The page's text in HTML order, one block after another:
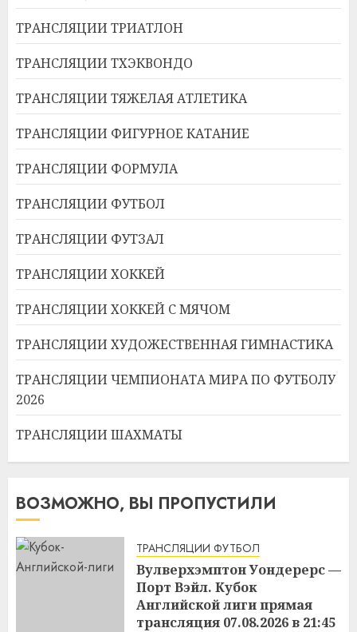
ТРАНСЛЯЦИИ ТРИАТЛОН
ТРАНСЛЯЦИИ ТХЭКВОНДО
ТРАНСЛЯЦИИ ТЯЖЕЛАЯ АТЛЕТИКА
ТРАНСЛЯЦИИ ФИГУРНОЕ КАТАНИЕ
ТРАНСЛЯЦИИ ФОРМУЛА
ТРАНСЛЯЦИИ ФУТБОЛ
ТРАНСЛЯЦИИ ФУТЗАЛ
ТРАНСЛЯЦИИ ХОККЕЙ
ТРАНСЛЯЦИИ ХОККЕЙ С МЯЧОМ
ТРАНСЛЯЦИИ ХУДОЖЕСТВЕННАЯ ГИМНАСТИКА
ТРАНСЛЯЦИИ ЧЕМПИОНАТА МИРА ПО ФУТБОЛУ
2026
ТРАНСЛЯЦИИ ШАХМАТЫ
ВОЗМОЖНО, ВЫ ПРОПУСТИЛИ
ТРАНСЛЯЦИИ ФУТБОЛ
Вулверхэмптон Уондерерс —
Порт Вэйл. Кубок
Английской лиги прямая
трансляция 07.08.2026 в 21:45